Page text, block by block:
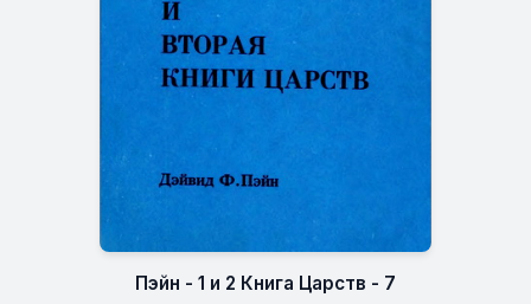
Пэйн - 1 и 2 Книга Царств - 7